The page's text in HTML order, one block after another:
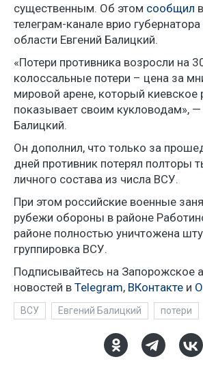
существенным. Об этом сообщил
телеграм-канале врио
области Евгений Балицкий.
«Потери противника возросли на
колоссальные потери – цена за
мировой арене, который киевское
показывает своим кукловодам»,
Балицкий.
Он дополнил, что только за
дней противник потерял полторы
личного состава из числа ВСУ.
При этом российские военные
рубежи обороны в районе
районе полностью уничтожена
группировка ВСУ.
Подписывайтесь на Запорожское
новостей в Telegram, ВКонтакте и
ВСУ Евгений Балицкий потери